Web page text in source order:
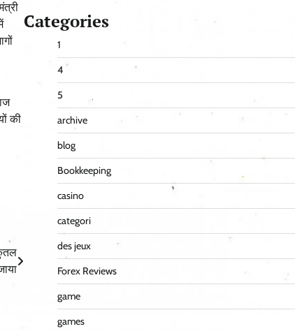
की
Categories
1
4
5
archive
blog
Bookkeeping
casino
categori
des jeux
Forex Reviews
game
games